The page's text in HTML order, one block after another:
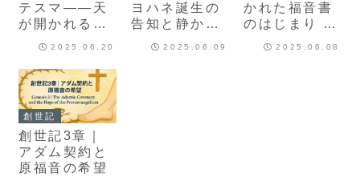
テスマ――天
が開かれると
2025.06.20
ヨハネ誕生の
告知と静かな
2025.06.09
かれた福音書
のはじまり –
2025.06.08
創世記
創世記3章｜
アダム契約と
原福音の希望